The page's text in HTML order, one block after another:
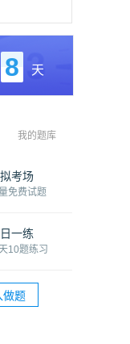
8 天
我的题库
考场
免费试题
一练
10题练习
做题